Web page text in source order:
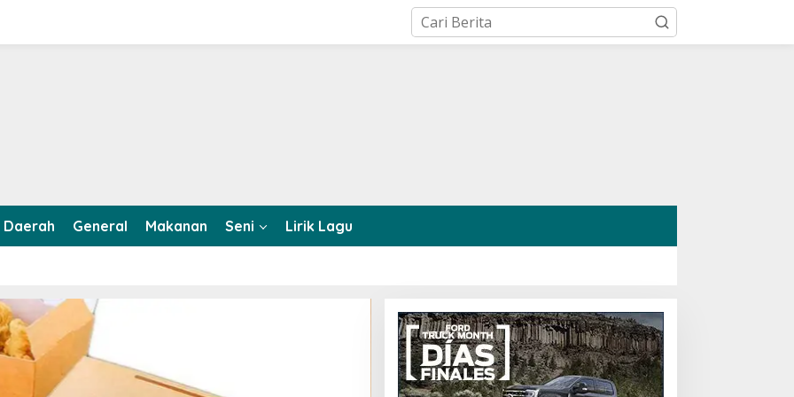
Daerah General Makanan Seni Lirik Lagu